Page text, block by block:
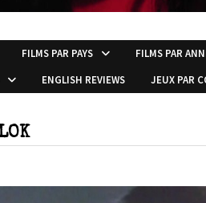
FILMS PAR PAYS FILMS PAR
ENGLISH REVIEWS JEUX PAR